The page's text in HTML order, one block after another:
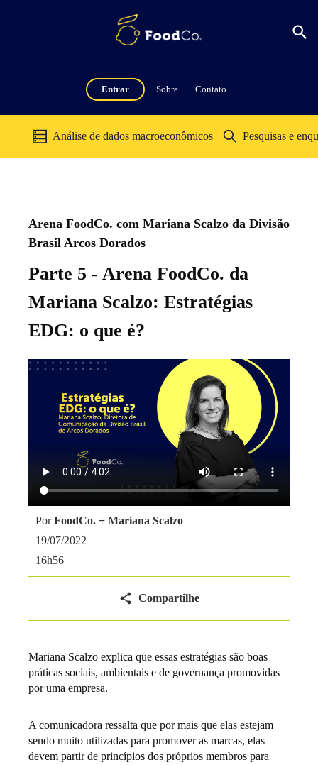
Entrar Sobre Contato
Análise de dados macroeconômicos Pesquisas e
Parte 5 - Arena FoodCo. da
Mariana Scalzo: Estratégias
EDG: o que é?
Arena FoodCo. com Mariana Scalzo da Divisão
Brasil Arcos Dorados
PorFoodCo. + Mariana Scalzo
19/07/2022
16h56
Compartilhe
Mariana Scalzo explica que essas estratégias são boas
práticas sociais, ambientais e de governança promovidas
por uma empresa.
A comunicadora ressalta que por mais que elas estejam
sendo muito utilizadas para promover as marcas, elas
devem partir de princípios dos próprios membros para